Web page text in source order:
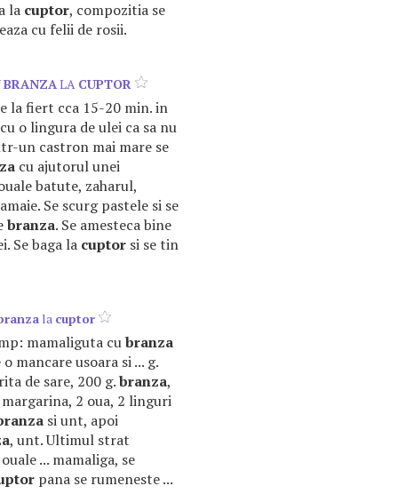
la cuptor, compozitia se
cu felii de rosii.
BRANZALA CUPTOR
la fiert cca 15-20 min. in
o lingura de ulei ca sa nu
un castron mai mare se
cu ajutorul unei
batute, zaharul,
Se scurg pastele si se
branza. Se amesteca bine
Se baga la cuptor si se tin
la cuptor
mamaliguta cubranza
mancare usoara si ... g.
de sare, 200 g.branza,
2 oua, 2 linguri
si unt, apoi
, unt. Ultimul strat
... mamaliga, se
pana se rumeneste ...